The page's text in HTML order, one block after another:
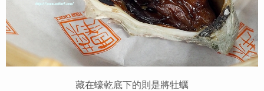
藏在蠔乾底下的則是將牡蠣